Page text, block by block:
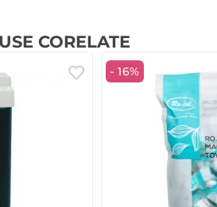
CORELATE
- 16%